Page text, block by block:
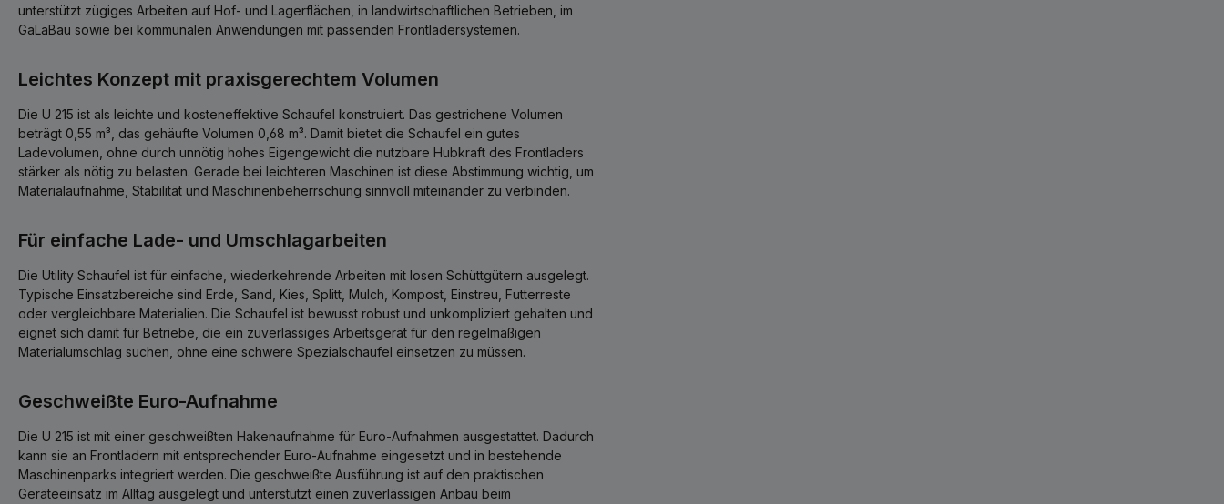
unterstützt zügiges Arbeiten auf Hof- und Lagerflächen, in landwirtschaftlichen Betrieben, im
GaLaBau sowie bei kommunalen Anwendungen mit passenden Frontladersystemen.
Leichtes Konzept mit praxisgerechtem Volumen
Die U 215 ist als leichte und kosteneffektive Schaufel konstruiert. Das gestrichene Volumen
beträgt 0,55 m³, das gehäufte Volumen 0,68 m³. Damit bietet die Schaufel ein gutes
Ladevolumen, ohne durch unnötig hohes Eigengewicht die nutzbare Hubkraft des Frontladers
stärker als nötig zu belasten. Gerade bei leichteren Maschinen ist diese Abstimmung wichtig, um
Materialaufnahme, Stabilität und Maschinenbeherrschung sinnvoll miteinander zu verbinden.
Für einfache Lade- und Umschlagarbeiten
Die Utility Schaufel ist für einfache, wiederkehrende Arbeiten mit losen Schüttgütern ausgelegt.
Typische Einsatzbereiche sind Erde, Sand, Kies, Splitt, Mulch, Kompost, Einstreu, Futterreste
oder vergleichbare Materialien. Die Schaufel ist bewusst robust und unkompliziert gehalten und
eignet sich damit für Betriebe, die ein zuverlässiges Arbeitsgerät für den regelmäßigen
Materialumschlag suchen, ohne eine schwere Spezialschaufel einsetzen zu müssen.
Geschweißte Euro-Aufnahme
Die U 215 ist mit einer geschweißten Hakenaufnahme für Euro-Aufnahmen ausgestattet. Dadurch
kann sie an Frontladern mit entsprechender Euro-Aufnahme eingesetzt und in bestehende
Maschinenparks integriert werden. Die geschweißte Ausführung ist auf den praktischen
Geräteeinsatz im Alltag ausgelegt und unterstützt einen zuverlässigen Anbau beim